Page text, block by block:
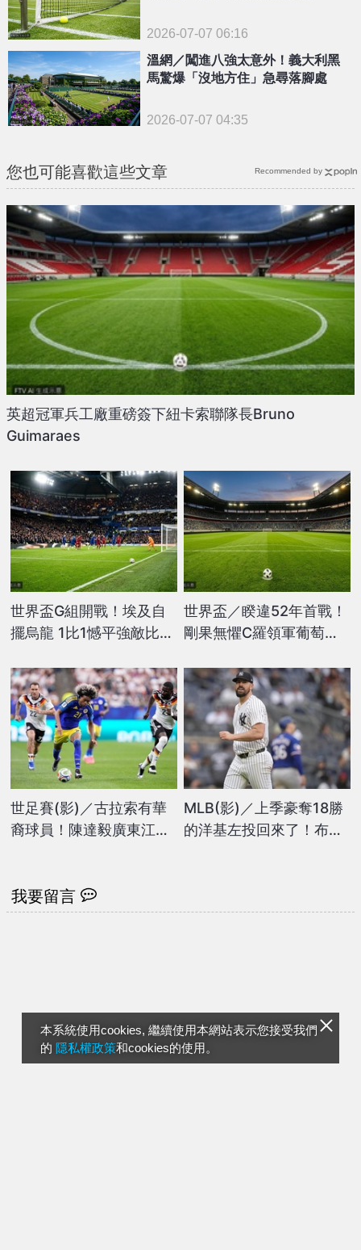
本系統使用cookies, 繼續使用本網站表示您接受我們
的 隱私權政策和cookies的使用。
2026-07-07 06:16
溫網／闖進八強太意外！義大利黑
馬驚爆「沒地方住」急尋落腳處
2026-07-07 04:35
您也可能喜歡這些文章
英超冠軍兵工廠重磅簽下紐卡索聯隊長Bruno
Guimaraes
世界盃G組開戰！埃及自
擺烏龍 1比1憾平強敵比利
世界盃／睽違52年首戰！
剛果無懼C羅領軍葡萄牙
世足賽(影)／古拉索有華
裔球員！陳達毅廣東江門
MLB(影)／上季豪奪18勝
的洋基左投回來了！布總
Recommended by
我要留言